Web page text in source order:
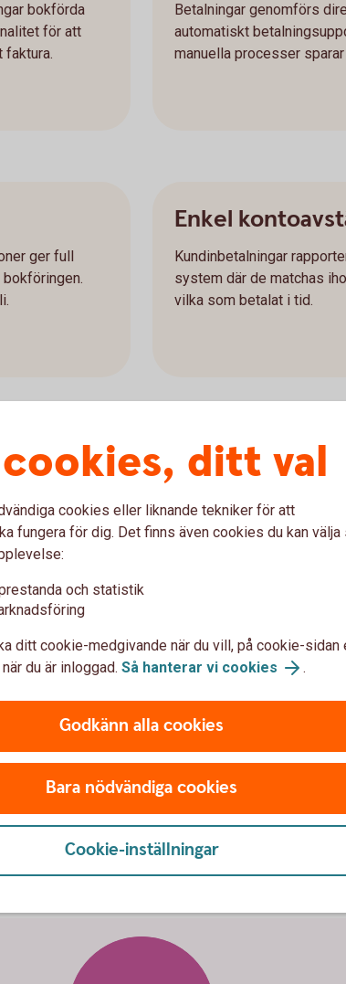
bokförda
för att
faktura.
ger full
Betalningar genomförs
automatiskt
manuella processer
Enkel
Kundinbetalningar
system där de matchas
vilka som betalat i tid.
enkelt,snabbtoch
ditt val
cookies eller liknande tekniker för att
fungera för dig. Det finns även cookies du kan välja
och statistik
ditt cookie-medgivande när du vill, på cookie-sidan
du är inloggad. Så hanterar vi cookies .
Godkänn alla cookies
Bara nödvändiga cookies
Cookie-inställningar